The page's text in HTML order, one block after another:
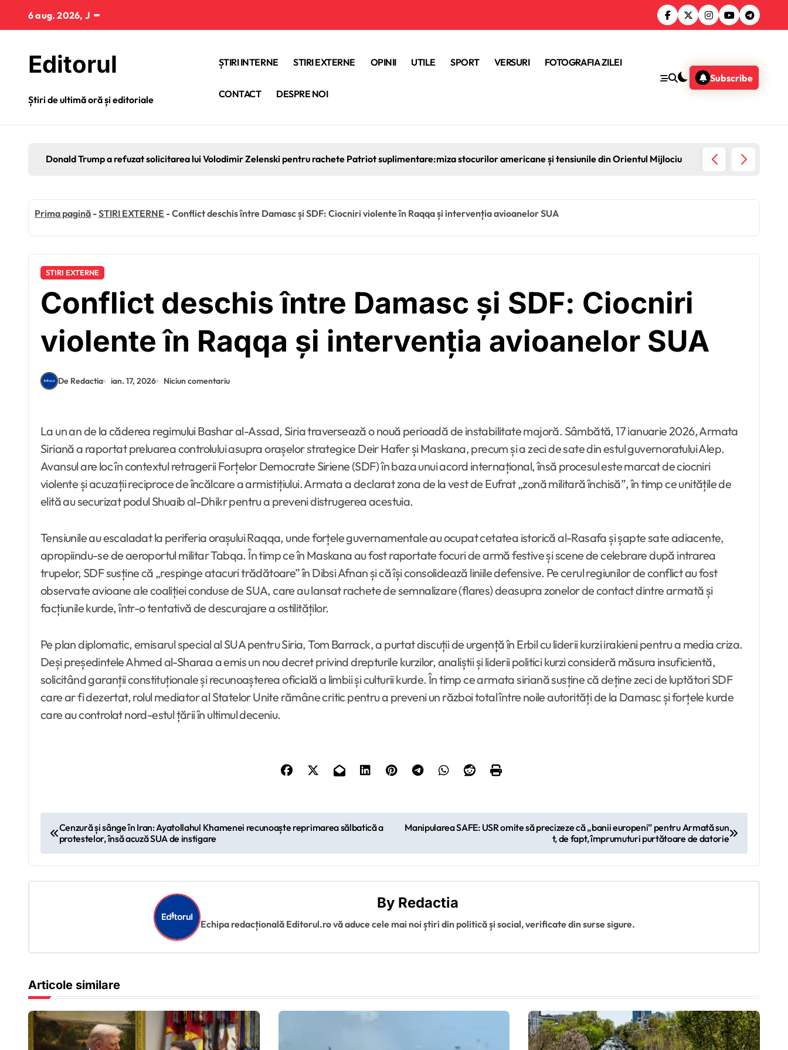
conținut
6 aug. 2026, J
Editorul
Știri de ultimă oră și editoriale
ȘTIRI INTERNE STIRI EXTERNE OPINII UTILE SPORT VERSURI FOTOGRAFIA ZILEI
CONTACT DESPRE NOI
Subscribe
Donald Trump a refuzat solicitarea lui Volodimir Zelenski pentru rachete Patriot suplimentare:miza stocurilor americane și tensiunile din Orientul Mijlociu
Prima pagină -STIRI EXTERNE -Conflict deschis între Damasc și SDF: Ciocniri violente în Raqqa și intervenția avioanelor SUA
STIRI EXTERNE
Conflict deschis între Damasc și SDF: Ciocniri
violente în Raqqa și intervenția avioanelor SUA
De Redactia ian. 17, 2026 Niciun comentariu
La un an de la căderea regimului Bashar al-Assad, Siria traversează o nouă perioadă de instabilitate majoră. Sâmbătă, 17 ianuarie 2026, Armata
Siriană a raportat preluarea controlului asupra orașelor strategice Deir Hafer și Maskana, precum și a zeci de sate din estul guvernoratului Alep.
Avansul are loc în contextul retragerii Forțelor Democrate Siriene (SDF) în baza unui acord internațional, însă procesul este marcat de ciocniri
violente și acuzații reciproce de încălcare a armistițiului. Armata a declarat zona de la vest de Eufrat „zonă militară închisă”, în timp ce unitățile de
elită au securizat podul Shuaib al-Dhikr pentru a preveni distrugerea acestuia.
Tensiunile au escaladat la periferia orașului Raqqa, unde forțele guvernamentale au ocupat cetatea istorică al-Rasafa și șapte sate adiacente,
apropiindu-se de aeroportul militar Tabqa. În timp ce în Maskana au fost raportate focuri de armă festive și scene de celebrare după intrarea
trupelor, SDF susține că „respinge atacuri trădătoare” în Dibsi Afnan și că își consolidează liniile defensive. Pe cerul regiunilor de conflict au fost
observate avioane ale coaliției conduse de SUA, care au lansat rachete de semnalizare (flares) deasupra zonelor de contact dintre armată și
facțiunile kurde, într-o tentativă de descurajare a ostilităților.
Pe plan diplomatic, emisarul special al SUA pentru Siria, Tom Barrack, a purtat discuții de urgență în Erbil cu liderii kurzi irakieni pentru a media criza.
Deși președintele Ahmed al-Sharaa a emis un nou decret privind drepturile kurzilor, analiștii și liderii politici kurzi consideră măsura insuficientă,
solicitând garanții constituționale și recunoașterea oficială a limbii și culturii kurde. În timp ce armata siriană susține că deține zeci de luptători SDF
care ar fi dezertat, rolul mediator al Statelor Unite rămâne critic pentru a preveni un război total între noile autorități de la Damasc și forțele kurde
care au controlat nord-estul țării în ultimul deceniu.
N
a
v
e
î
n
Cenzură și sânge în Iran: Ayatollahul Khamenei recunoaște reprimarea sălbatică a
protestelor, însă acuză SUA de instigare
Manipularea SAFE: USR omite să precizeze că „banii europeni” pentru Armată sun
t, de fapt, împrumuturi purtătoare de datorie
By Redactia
Echipa redacțională Editorul.ro vă aduce cele mai noi știri din politică și social, verificate din surse sigure.
Articole similare